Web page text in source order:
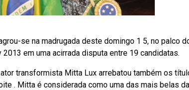
se na madrugada deste domingo 1 5, no palco
em uma acirrada disputa entre 19 candidatas.
transformista Mitta Lux arrebatou também os
. Mitta é considerada como uma das mais belas